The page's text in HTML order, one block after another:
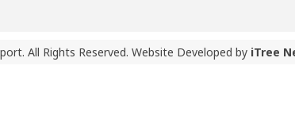
All Rights Reserved. Website Developed by iTree